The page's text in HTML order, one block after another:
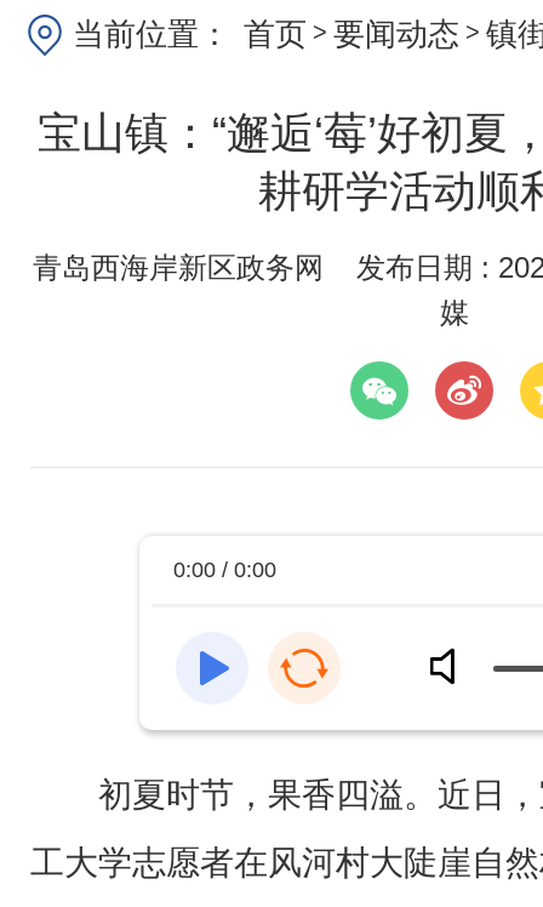
当前位置： 首页 > 要闻动态 > 镇
宝山镇：“邂逅‘莓’好初夏
耕研学活动顺
青岛西海岸新区政务网
发布日期 :
媒
0:00 / 0:00
初夏时节，果香四溢。近日
工大学志愿者在风河村大陡崖自